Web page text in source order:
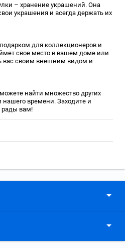
– хранение украшений. Она
украшения и всегда держать их
для коллекционеров и
свое место в вашем доме или
вас своим внешним видом и
найти множество других
нашего времени. Заходите и
рады вам!